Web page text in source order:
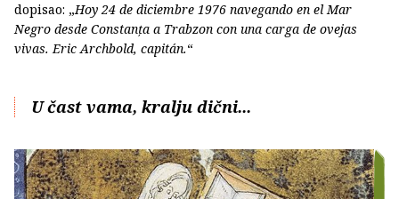
dopisao: „Hoy 24 de diciembre 1976 navegando en el Mar
Negro desde Constanța a Trabzon con una carga de ovejas
vivas. Eric Archbold, capitán.“
U čast vama, kralju dični...